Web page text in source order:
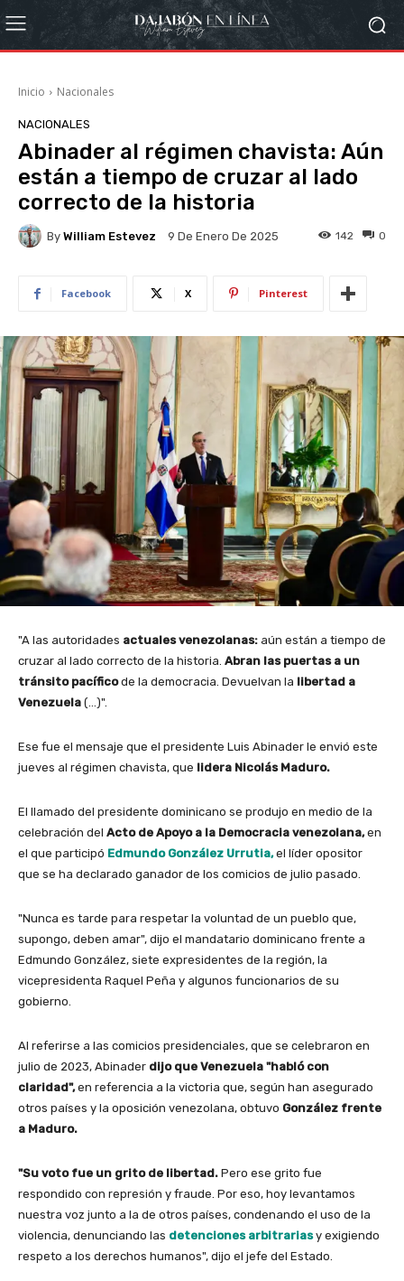
Inicio Nacionales
NACIONALES
Abinader al régimen chavista: Aún
están a tiempo de cruzar al lado
correcto de la historia
By William Estevez 9 De Enero De 2025 0
142
Facebook X Pinterest
"A las autoridades actuales venezolanas: aún están a tiempo de
cruzar al lado correcto de la historia. Abran las puertas a un
tránsito pacíficode la democracia. Devuelvan la libertad a
Venezuela (…)".
Ese fue el mensaje que el presidente Luis Abinader le envió este
jueves al régimen chavista, que lidera Nicolás Maduro.
El llamado del presidente dominicano se produjo en medio de la
celebración del Acto de Apoyo a la Democracia venezolana,en
el que participó Edmundo González Urrutia,el líder opositor
que se ha declarado ganador de los comicios de julio pasado.
"Nunca es tarde para respetar la voluntad de un pueblo que,
supongo, deben amar", dijo el mandatario dominicano frente a
Edmundo González, siete expresidentes de la región, la
vicepresidenta Raquel Peña y algunos funcionarios de su
gobierno.
Al referirse a las comicios presidenciales, que se celebraron en
julio de 2023, Abinader dijo que Venezuela "habló con
claridad",en referencia a la victoria que, según han asegurado
otros países y la oposición venezolana, obtuvo González frente
a Maduro.
"Su voto fue un grito de libertad. Pero ese grito fue
respondido con represión y fraude. Por eso, hoy levantamos
nuestra voz junto a la de otros países, condenando el uso de la
violencia, denunciando las detenciones arbitrarias y exigiendo
respeto a los derechos humanos", dijo el jefe del Estado.